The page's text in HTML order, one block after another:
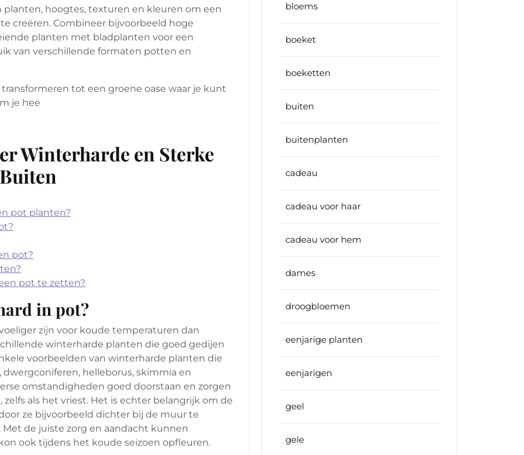
hoogtes, texturen en kleuren om een
creëren. Combineer bijvoorbeeld hoge
planten met bladplanten voor een
van verschillende formaten potten en
tot een groene oase waar je kunt
je hee
Winterharde en Sterke
pot planten?
pot?
pot te zetten?
in pot?
zijn voor koude temperaturen dan
winterharde planten die goed gedijen
voorbeelden van winterharde planten die
helleborus, skimmia en
omstandigheden goed doorstaan en zorgen
als het vriest. Het is echter belangrijk om de
ze bijvoorbeeld dichter bij de muur te
de juiste zorg en aandacht kunnen
ook tijdens het koude seizoen opfleuren.
bloems
boeket
boeketten
buiten
buitenplanten
cadeau
cadeau voor haar
cadeau voor hem
dames
droogbloemen
eenjarige planten
eenjarigen
geel
gele